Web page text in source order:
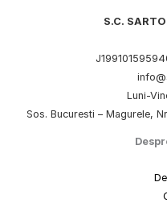
S.C.
Luni-
Sos. Bucuresti – Magurele,